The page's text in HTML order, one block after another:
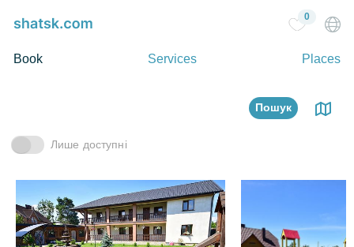
Book Services Places
0
Пошук
Лише доступні